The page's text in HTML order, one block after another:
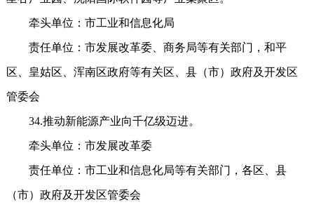
牵头单位：市工业和信息化局
责任单位：市发展改革委、商务局等有关部门，和平
区、皇姑区、浑南区政府等有关区、县（市）政府及开发区
管委会
34.推动新能源产业向千亿级迈进。
牵头单位：市发展改革委
责任单位：市工业和信息化局等有关部门，各区、县
（市）政府及开发区管委会